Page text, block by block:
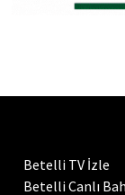
Betelli TV İzle
Betelli Canlı